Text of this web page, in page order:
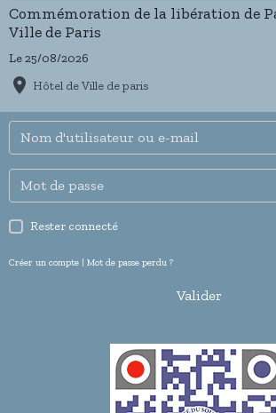
Commémoration de la libération de
Ville de Paris
Le 25/08/2026
Hôtel de Ville de paris
Rester connecté
Créer un compte | Mot de passe perdu ?
Valider